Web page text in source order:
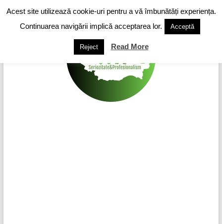
to
content
Acest site utilizează cookie-uri pentru a vă îmbunătăți experiența.
Continuarea navigării implică acceptarea lor.
Acceptă
Reject Read More